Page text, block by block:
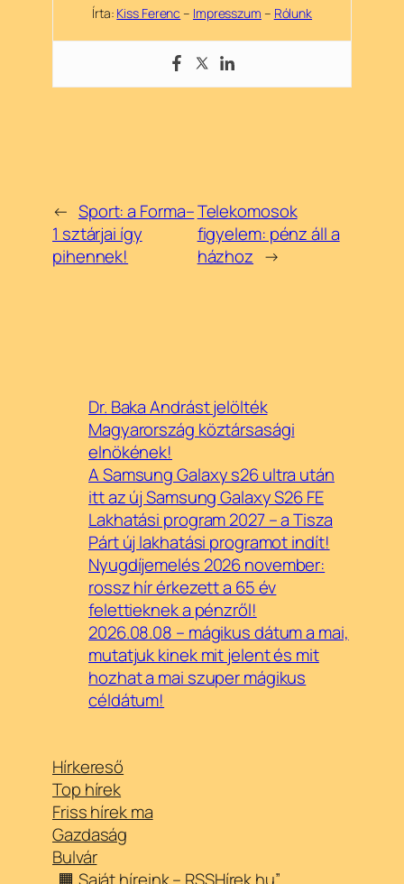
Írta: Kiss Ferenc – Impresszum – Rólunk
← Sport: a Forma–
1 sztárjai így
pihennek!
Telekomosok
figyelem: pénz áll a
házhoz →
Dr. Baka Andrást jelölték
Magyarország köztársasági
elnökének!
A Samsung Galaxy s26 ultra után
itt az új Samsung Galaxy S26 FE
Lakhatási program 2027 – a Tisza
Párt új lakhatási programot indít!
Nyugdíjemelés 2026 november:
rossz hír érkezett a 65 év
felettieknek a pénzről!
2026.08.08 – mágikus dátum a mai,
mutatjuk kinek mit jelent és mit
hozhat a mai szuper mágikus
céldátum!
Hírkereső
Top hírek
Friss hírek ma
Gazdaság
Bulvár
„🟧 Saját híreink – RSSHírek.hu”